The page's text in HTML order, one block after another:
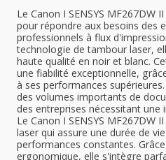
Le Canon I SENSYS MF267DW
pour répondre aux besoins des
professionnels à flux
technologie de tambour laser,
haute qualité en noir et blanc.
une fiabilité exceptionnelle,
à ses performances
des volumes importants de
des entreprises nécessitant une
Le Canon I SENSYS MF267DW
laser qui assure une durée de
performances constantes.
ergonomique, elle s'intègre